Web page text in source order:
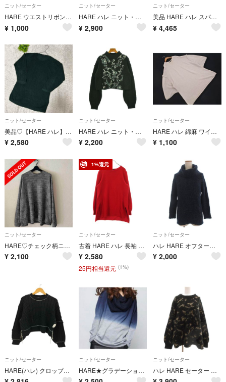
ニット/セーター
HARE ウエストリボン 春 ニット ブルーグレー
¥ 1,000
ニット/セーター
HARE ハレ ニット・セーター M 赤 【古着】【中古】【送料無料】
¥ 2,900
ニット/セーター
美品 HARE ハレ スパンコールニットプルオーバー サイズF ブラック レディース 古着 中古 USED
¥ 4,465
ニット/セーター
美品♡【HARE ハレ】 長袖 ニット (M) 深緑 無地
¥ 2,580
ニット/セーター
HARE ハレ ニット・セーター M 黒 【古着】【中古】【送料無料】
¥ 2,200
ニット/セーター
HARE ハレ 綿麻 ワイド幅 ニット セーター sizeF/グレー ■◇ レディース
¥ 1,100
ニット/セーター
HARE♡チェック柄ニットプルオーバー
¥ 2,100
1%還元
ニット/セーター
古着 HARE ハレ 長袖 セーター S レッド レディース
¥ 2,580
25円相当還元 (1%)
ニット/セーター
ハレ HARE オフタートル ニット セーター 長袖 ネイビー F
¥ 2,000
ニット/セーター
HARE(ハレ) クロップド ケーブルニット レディース トップス
ニット/セーター
HARE★グラデーション/ボリュームスヌードニット
ニット/セーター
ハレ HARE セーター モヘヤ F 黒 ブラック まだら模様 ラウンドネック